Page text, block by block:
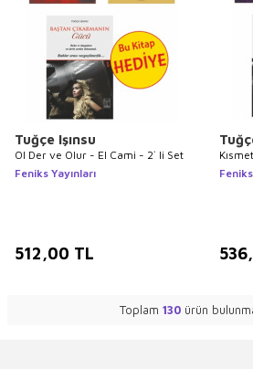
Tuğçe Işınsu
Ol Der ve Olur - El Cami - 2` li Set
Feniks Yayınları
512,00 TL
Toplam 130ürün